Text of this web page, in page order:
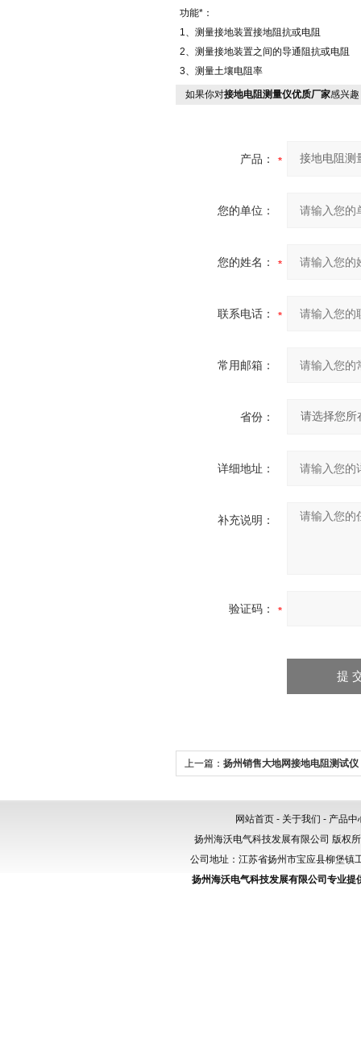
功能*：
1、测量接地装置接地阻抗或电阻
2、测量接地装置之间的导通阻抗或电阻
3、测量土壤电阻率
如果你对接地电阻测量仪优质厂家感兴
产品：
您的单位：
您的姓名：
联系电话：
常用邮箱：
省份：
详细地址：
补充说明：
验证码：
上一篇： 扬州销售大地网接地电阻测试仪
网站首页 - 关于我们 - 产品中
扬州海沃电气科技发展有限公司 版权
公司地址：江苏省扬州市宝应县柳堡
扬州海沃电气科技发展有限公司专业提